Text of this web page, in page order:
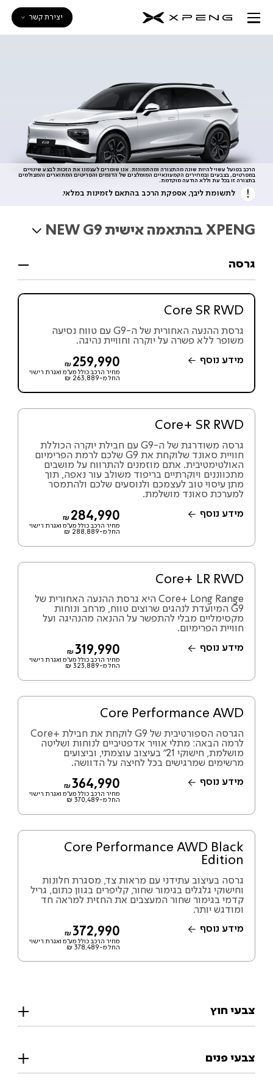
יצירת קשר
הבהרה
משפטית
הרכב בפועל עשוי להיות שונה מהתצורה ומהתמונות. אנו שומרים לעצמנו את הזכות לבצע שינויים
במפרטים, בצבעים ובמחירים הקמעונאיים המומלצים של הדגמים והפריטים המתוארים והמצולמים
בתצורה זו בכל עת וללא הודעה מוקדמת.
לתשומת ליבך, אספקת הרכב בהתאם לזמינות במלאי.
XPENG בהתאמה אישית NEW G9
גרסה
Core SR RWD
גרסת ההנעה האחורית של ה-G9 עם טווח נסיעה
משופר ללא פשרה על יוקרה וחוויית נהיגה.
מידע נוסף
259,990
₪
מחיר הרכב כולל מע"מ ואגרת רישוי
החל מ-263,889 ₪
Core+ SR RWD
גרסה משודרגת של ה-G9 עם חבילת יוקרה הכוללת
חוויית סאונד שלוקחת את G9 שלכם לרמת הפרימיום
האולטימטיבית. אתם מוזמנים להתרווח על מושבים
מתכווננים ויוקרתיים בריפוד משולב עור נאפה, תוך
מתן עיסוי טוב לעצמכם ולנוסעים שלכם ולהתמסר
למערכת סאונד מושלמת.
מידע נוסף
284,990
₪
מחיר הרכב כולל מע"מ ואגרת רישוי
החל מ-288,889 ₪
Core+ LR RWD
Core+ Long Range היא גרסת ההנעה האחורית של
G9 המיועדת לנהגים שרוצים טווח, מרחב ונוחות
מקסימליים מבלי להתפשר על ההנאה מהנהיגה ועל
חוויית הפרימיום.
מידע נוסף
319,990
₪
מחיר הרכב כולל מע"מ ואגרת רישוי
החל מ-323,889 ₪
Core Performance AWD
הגרסה הספורטיבית של G9 לוקחת את חבילת Core+‎
לרמה הבאה: מתלי אוויר אדפטיביים לנוחות ושליטה
מושלמת, חישוקי 21״ בעיצוב עוצמתי, וביצועים
מרשימים שמרגישים בכל לחיצה על הדוושה.
מידע נוסף
364,990
₪
מחיר הרכב כולל מע"מ ואגרת רישוי
החל מ-370,489 ₪
Core Performance AWD Black
Edition
גרסה בעיצוב עתידני עם מראות צד, מסגרת חלונות
וחישוקי גלגלים בגימור שחור, קליפרים בגוון כתום, גריל
קדמי בגימור שחור המעצבים את החזית למראה חד
ומודגש יותר.
מידע נוסף
372,990
₪
מחיר הרכב כולל מע"מ ואגרת רישוי
החל מ-378,489 ₪
צבעי חוץ
צבעי פנים